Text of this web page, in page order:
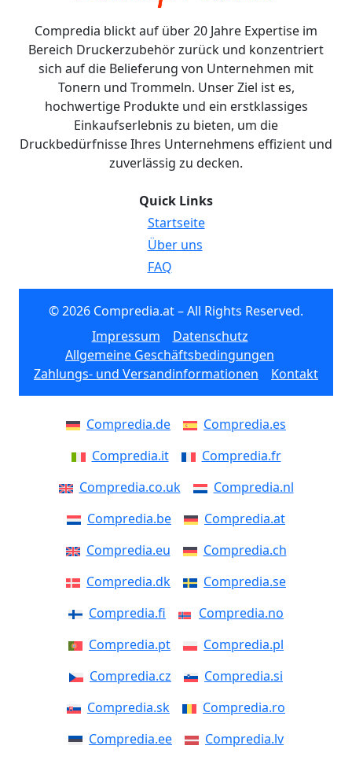
Compredia blickt auf über 20 Jahre Expertise im
Bereich Druckerzubehör zurück und konzentriert
sich auf die Belieferung von Unternehmen mit
Tonern und Trommeln. Unser Ziel ist es,
hochwertige Produkte und ein erstklassiges
Einkaufserlebnis zu bieten, um die
Druckbedürfnisse Ihres Unternehmens effizient und
zuverlässig zu decken.
Quick Links
Startseite
Über uns
FAQ
© 2026 Compredia.at – All Rights Reserved.
Impressum
Datenschutz
Allgemeine Geschäftsbedingungen
Zahlungs- und Versandinformationen
Kontakt
Compredia.de
Compredia.es
Compredia.it
Compredia.fr
Compredia.co.uk
Compredia.nl
Compredia.be
Compredia.at
Compredia.eu
Compredia.ch
Compredia.dk
Compredia.se
Compredia.fi
Compredia.no
Compredia.pt
Compredia.pl
Compredia.cz
Compredia.si
Compredia.sk
Compredia.ro
Compredia.ee
Compredia.lv